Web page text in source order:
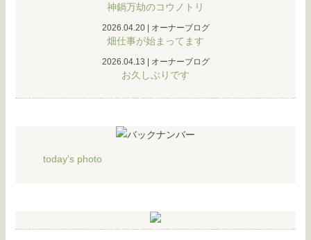
神鍋万劫のコウノトリ
2026.04.20| オーナーブログ
畑仕事が始まってます
2026.04.13 オーナーブログ
お久しぶりです
today's photo